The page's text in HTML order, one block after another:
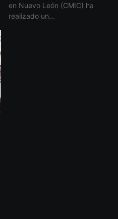
en Nuevo León (CMIC) ha
realizado un...